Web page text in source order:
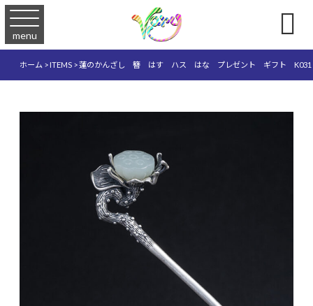
menu 
ホーム>ITEMS>蓮のかんざし 簪 はす ハス はな プレゼント ギフト K031